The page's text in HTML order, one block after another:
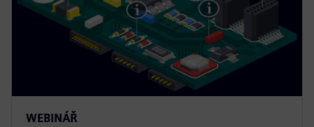
WEBINÁŘ